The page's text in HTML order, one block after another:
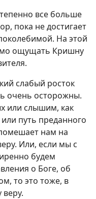
все больше
пока не достигает
На этой
ощущать Кришну
слабый росток
очень осторожны.
или слышим, как
путь преданного
нам на
Или, если мы с
будем
о Боге, об
то это тоже, в